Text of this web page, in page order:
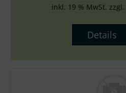
inkl. 19 % MwSt. zzgl.
Details